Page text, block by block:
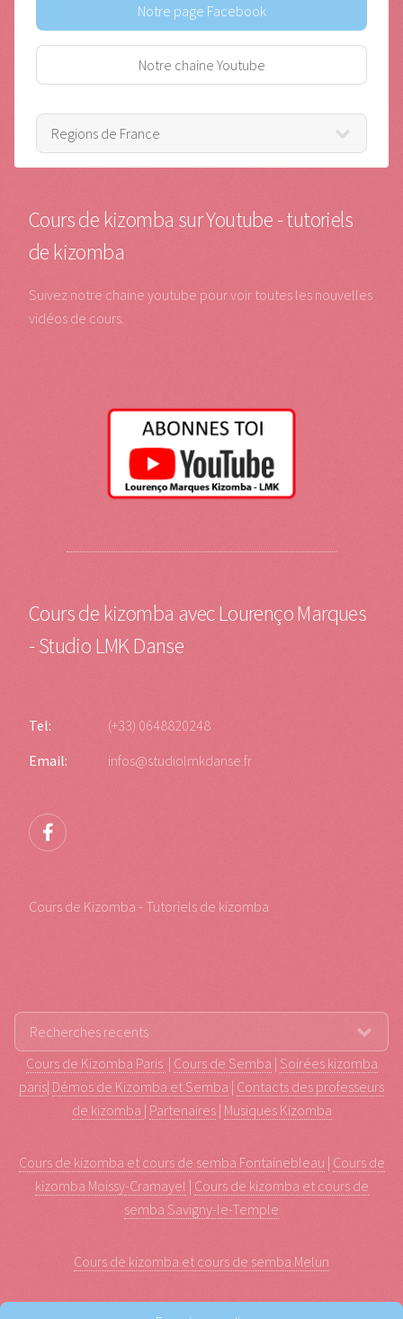
Notre page Facebook
Notre chaine Youtube
Cours de kizomba sur Youtube - tutoriels
de kizomba
Suivez notre chaine youtube pour voir toutes les nouvelles
vidéos de cours.
Cours de kizomba avec Lourenço Marques
- Studio LMK Danse
Tel:
(+33) 0648820248
Email:
infos@studiolmkdanse.fr
Cours de Kizomba - Tutoriels de kizomba
Cours de Kizomba Paris | Cours de Semba | Soirées kizomba
paris| Démos de Kizomba et Semba | Contacts des professeurs
de kizomba | Partenaires| Musiques Kizomba
Cours de kizomba et cours de semba Fontainebleau | Cours de
kizomba Moissy-Cramayel | Cours de kizomba et cours de
semba Savigny-le-Temple
Cours de kizomba et cours de semba Melun